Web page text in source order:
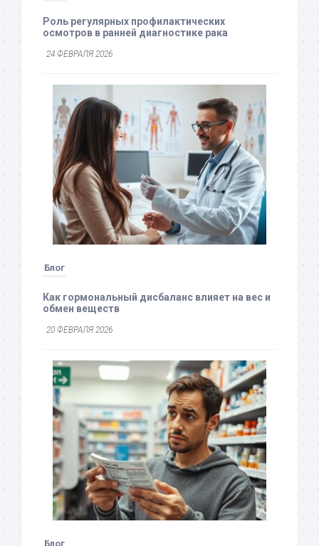
Роль регулярных профилактических
осмотров в ранней диагностике рака
24 ФЕВРАЛЯ 2026
Блог
Как гормональный дисбаланс влияет на вес и
обмен веществ
20 ФЕВРАЛЯ 2026
Блог